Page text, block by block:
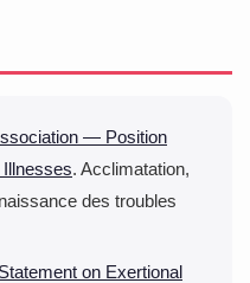
musculation et cours
permet aussi de
— Position
. Acclimatation,
des troubles
on Exertional